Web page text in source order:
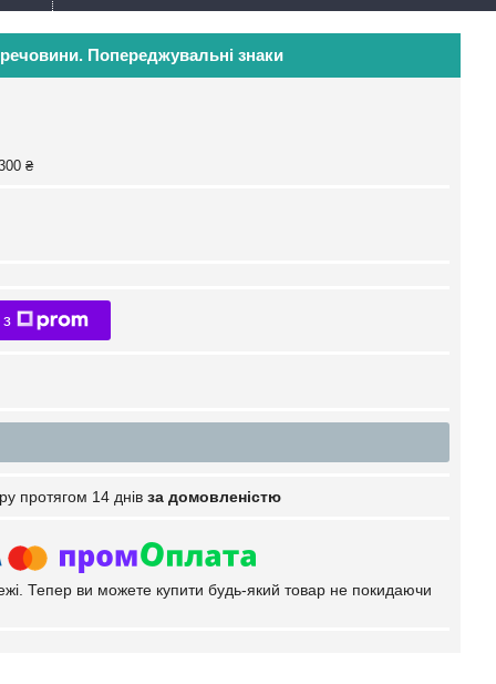
речовини. Попереджувальні знаки
₴
протягом 14 днів за домовленістю
Тепер ви можете купити будь-який товар не покидаючи